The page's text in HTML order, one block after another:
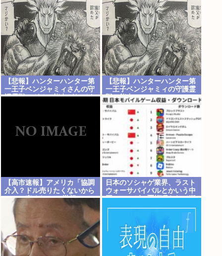
【悲報】ハンターハンター第
一王子ベンジャミィさんの守
護霊獣、ガチで能力がヤバす
【悲報】ハンターハンター第
一王子ベンジャミィの守護霊
獣の能力
【高市速報】アメリカ「協調
介入？ドル売りたくないから
ユーロ売るわ」EU激怒www
日本のソシャゲ業界、ラスト
ウォーサバイバルとかいう中
国ソシャゲに覇権獲られて逝
く